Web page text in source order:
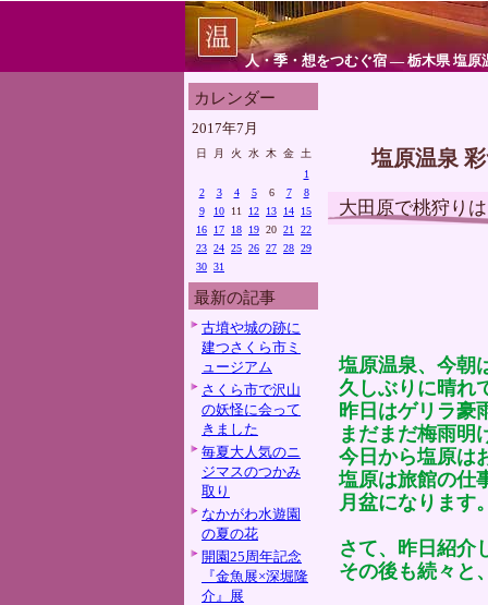
人・季・想をつむぐ宿 ― 栃木県 塩原
カレンダー
2017年7月
日 月 火 水 木 金
土
1
2
3 4 5 6 7
8
9
10 11 12 13 14
15
16
17 18 19 20 21
22
23 24 25 26 27 28 29
30 31
最新の記事
古墳や城の跡に
建つさくら市ミ
ュージアム
さくら市で沢山
の妖怪に会って
きました
毎夏大人気のニ
ジマスのつかみ
取り
なかがわ水遊園
の夏の花
開園25周年記念
『金魚展×深堀隆
介』展
塩原温泉
大田原で桃狩り
塩原温泉、今朝
久しぶりに晴れ
昨日はゲリラ豪
まだまだ梅雨明
今日から塩原は
塩原は旅館の仕
月盆になります
さて、昨日紹介
その後も続々と